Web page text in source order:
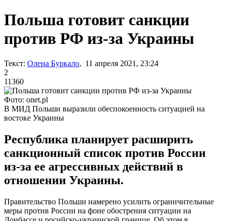
Польша готовит санкции
против РФ из-за Украины
Текст: Олена Буркало, 11 апреля 2021, 23:24
2
11360
Фото: onet.pl
В МИД Польши выразили обеспокоенность ситуацией на
востоке Украины
Республика планирует расширить
санкционный список против России
из-за ее агрессивных действий в
отношении Украины.
Правительство Польши намерено усилить ограничительные
меры против России на фоне обострения ситуации на